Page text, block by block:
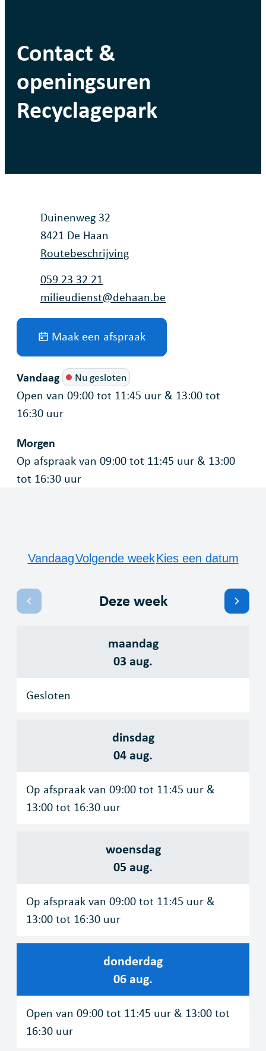
Contact &
openingsuren
Recyclagepark
Contact
AdresDuinenweg 32
,8421 De Haan
Routebeschrijving
059 23 32 21
E-mailmilieudienst@dehaan.be
Maak een afspraak
Vandaag Nu gesloten
Open van 09:00tot 11:45 uur & 13:00tot
16:30 uur
Morgen
Op afspraak van 09:00tot 11:45 uur & 13:00
tot 16:30 uur
Openingsuren
VandaagVolgende weekKies een datum
Deze week
Bekijk openingsuren van de week hiervoor
maandag
03 aug.
Gesloten
dinsdag
04 aug.
Op afspraak van 09:00tot 11:45 uur &
13:00tot 16:30 uur
woensdag
05 aug.
Op afspraak van 09:00tot 11:45 uur &
13:00tot 16:30 uur
donderdag
06 aug.
Open van 09:00tot 11:45 uur & 13:00tot
16:30 uur